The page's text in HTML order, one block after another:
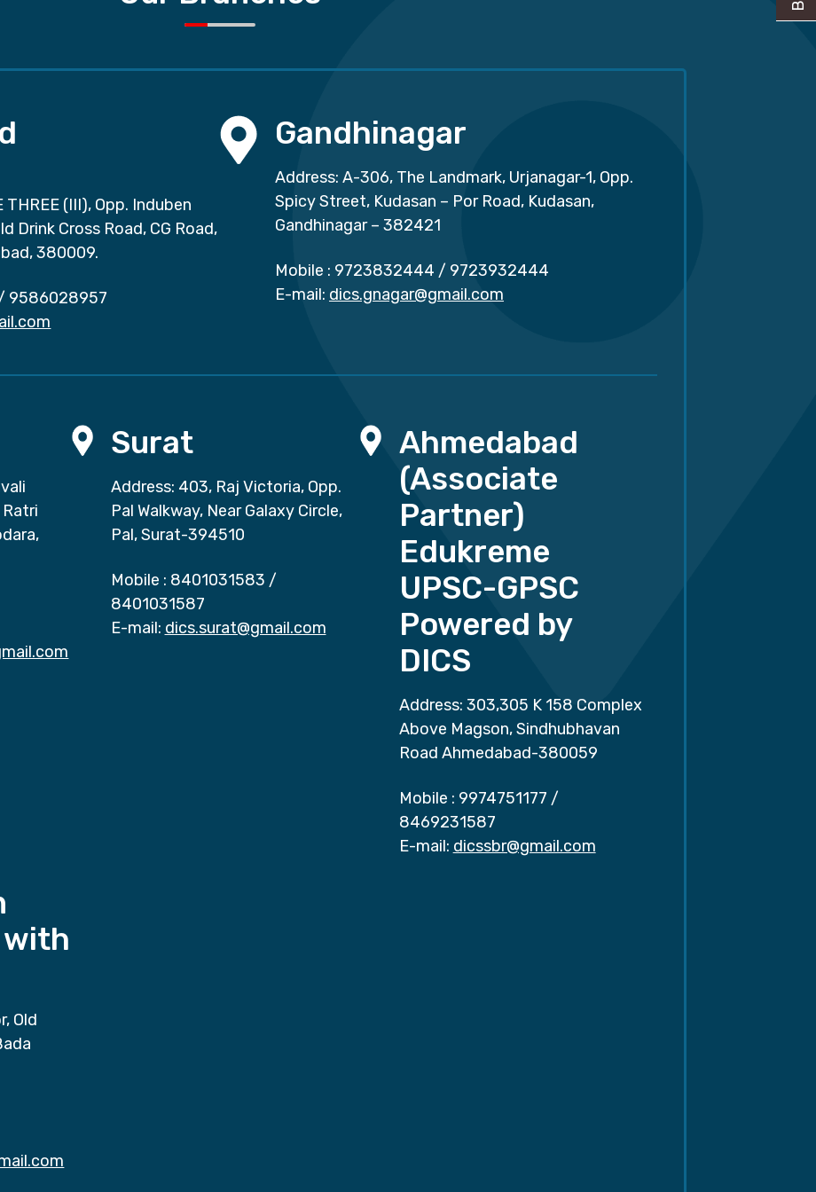
(III), Opp. Induben
Drink Cross Road, CG Road,
380009.
9586028957
Gandhinagar
Address: A-306, The Landmark, Urjanagar-1, Opp.
Spicy Street, Kudasan – Por Road, Kudasan,
Gandhinagar – 382421
Mobile : 9723832444 / 9723932444
E-mail: dics.gnagar@gmail.com
Surat
Address: 403, Raj Victoria, Opp.
Pal Walkway, Near Galaxy Circle,
Pal, Surat-394510
Mobile : 8401031583 /
8401031587
E-mail: dics.surat@gmail.com
Ahmedabad
(Associate
Partner)
Edukreme
UPSC-GPSC
Powered by
DICS
Address: 303,305 K 158 Complex
Above Magson, Sindhubhavan
Road Ahmedabad-380059
Mobile : 9974751177 /
8469231587
E-mail: dicssbr@gmail.com
Old